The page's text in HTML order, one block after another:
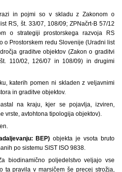
in pojmi so v skladu z Zakonom o
RS, št. 33/07, 108/09; ZPNačrt-B 57/12
o strategiji prostorskega razvoja RS
o Prostorskem redu Slovenije (Uradni list
graditve objektov (Zakon o graditvi
110/02, 126/07 in 108/09) in drugimi
katerih pomen ni skladen z veljavnimi
in graditve objektov.
na kraju, kjer se pojavlja, izviren,
vrste, avtohtona tipologija objektov).
BEP) objekta je vsota bruto
po sistemu SIST ISO 9838.
biodinamično poljedelstvo veljajo vse
ta pravila v marsičem še precej strožja,